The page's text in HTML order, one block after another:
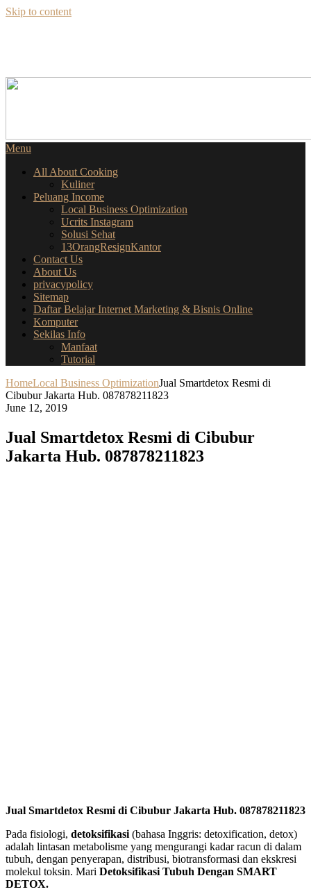
Skip to content
Menu
All About Cooking
Kuliner
Peluang Income
Local Business Optimization
Ucrits Instagram
Solusi Sehat
13OrangResignKantor
Contact Us
About Us
privacypolicy
Sitemap
Daftar Belajar Internet Marketing & Bisnis Online
Komputer
Sekilas Info
Manfaat
Tutorial
HomeLocal Business OptimizationJual Smartdetox Resmi di
Cibubur Jakarta Hub. 087878211823
June 12, 2019
Jual Smartdetox Resmi di Cibubur
Jakarta Hub. 087878211823
Jual Smartdetox Resmi di Cibubur Jakarta Hub. 087878211823
Pada fisiologi, detoksifikasi (bahasa Inggris: detoxification, detox)
adalah lintasan metabolisme yang mengurangi kadar racun di dalam
tubuh, dengan penyerapan, distribusi, biotransformasi dan ekskresi
molekul toksin. Mari Detoksifikasi Tubuh Dengan SMART
DETOX.